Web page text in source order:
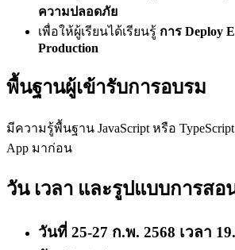
ความปลอดภัย
เพื่อให้ผู้เรียนได้เรียนรู้ การ Deploy
Production
พื้นฐานผู้เข้ารับการอบรม
มีความรู้พื้นฐาน JavaScript หรือ
App มาก่อน
วัน เวลา และรูปแบบการสอ
วันที่ 25-27 ก.พ. 2568 เวลา